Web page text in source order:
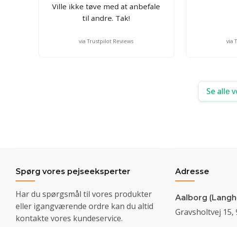
Ville ikke tøve med at anbefale
til andre. Tak!
via Trustpilot Reviews via
Se alle
Spørg vores pejseeksperter
Har du spørgsmål til vores produkter
eller igangværende ordre kan du altid
kontakte vores kundeservice.
Adresse
Aalborg
Gravsholtvej 15,